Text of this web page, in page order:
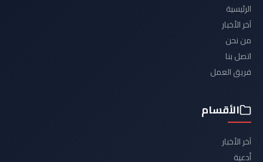
الرئيسية
آخر الأخبار
من نحن
اتصل بنا
فريق العمل
الأقسام
آخر الأخبار
أدعية